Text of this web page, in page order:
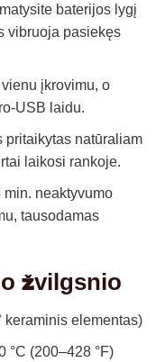
baterijos lygį
vibruoja pasiekęs
įkrovimu, o
USB laidu.
natūraliam
laikosi rankoje.
neaktyvumo
tausodamas
žvilgsnio
keraminis elementas)
°C (200–428 °F)